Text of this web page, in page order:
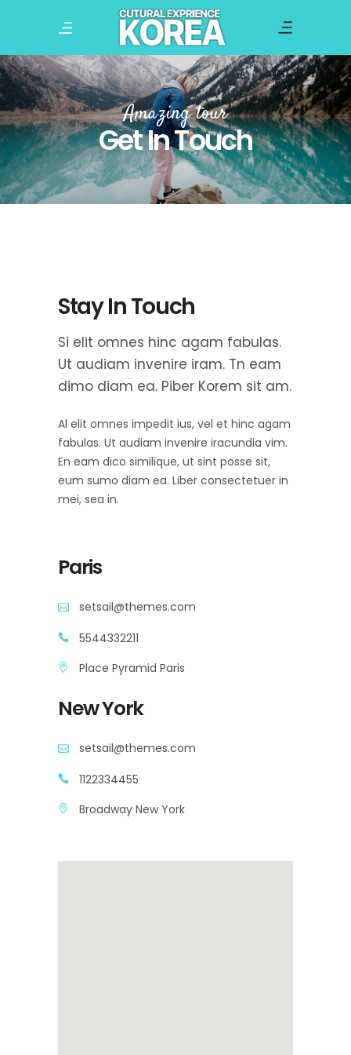
Amazing tour
Get In Touch
Stay In Touch
Si elit omnes hinc agam fabulas.
Ut audiam invenire iram. Tn eam
dimo diam ea. Piber Korem sit am.
Al elit omnes impedit ius, vel et hinc agam
fabulas. Ut audiam invenire iracundia vim.
En eam dico similique, ut sint posse sit,
eum sumo diam ea. Liber consectetuer in
mei, sea in.
Paris
setsail@themes.com
5544332211
Place Pyramid Paris
New York
setsail@themes.com
1122334455
Broadway New York